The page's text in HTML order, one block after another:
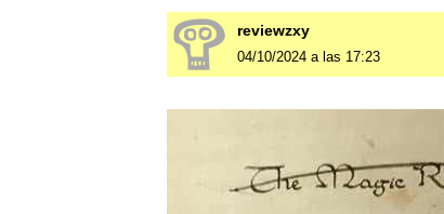
reviewzxy
04/10/2024 a las 17:23